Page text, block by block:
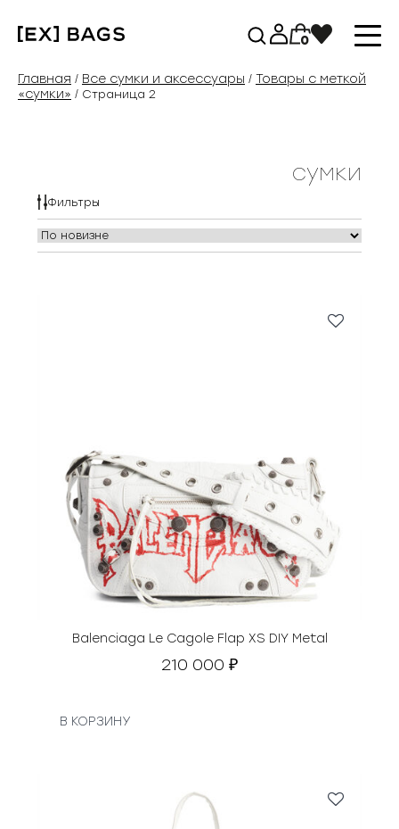
содержимому
0
Главная / Все сумки и аксессуары / Товары с меткой
«сумки» / Страница 2
сумки
Фильтры
Balenciaga Le Cagole Flap XS DIY Metal
210 000 ₽
В КОРЗИНУ